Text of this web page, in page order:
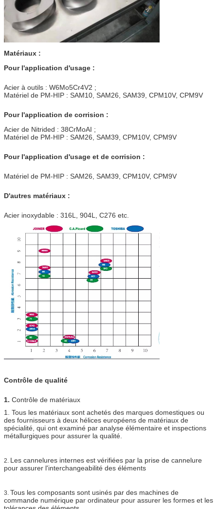
Matériaux :
Pour l'application d'usage :
Acier à outils : W6Mo5Cr4V2 ;
Matériel de PM-HIP : SAM10, SAM26, SAM39, CPM10V, CPM9V
Pour l'application de corrision :
Acier de Nitrided : 38CrMoAI ;
Matériel de PM-HIP : SAM26, SAM39, CPM10V, CPM9V
Pour l'application d'usage et de corrision :
Matériel de PM-HIP : SAM26, SAM39, CPM10V, CPM9V
D'autres matériaux :
Acier inoxydable : 316L, 904L, C276 etc.
Contrôle de qualité
1. Contrôle de matériaux
1. Tous les matériaux sont achetés des marques domestiques ou
des fournisseurs à deux hélices européens de matériaux de
spécialité, qui ont examiné par analyse élémentaire et inspections
métallurgiques pour assurer la qualité.
2. Les cannelures internes est vérifiées par la prise de cannelure
pour assurer l'interchangeabilité des éléments
3. Tous les composants sont usinés par des machines de
commande numérique par ordinateur pour assurer les formes et les